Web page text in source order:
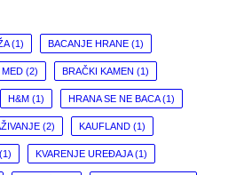
(1) BACANJE HRANE (1)
(2) BRAČKI KAMEN (1)
H&M (1) HRANA SE NE BACA(1)
(2) KAUFLAND (1)
(1) KVARENJE UREĐAJA(1)